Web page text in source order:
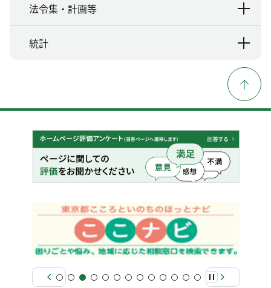
法令集・計画等
統計